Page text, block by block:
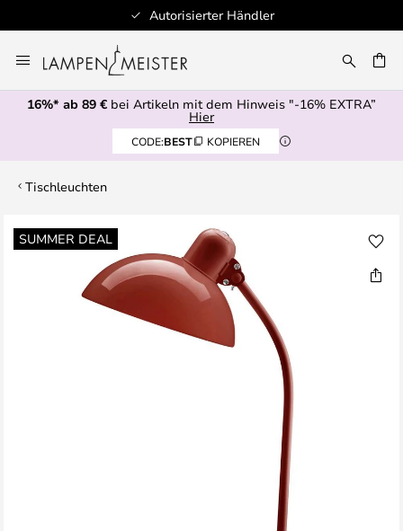
Autorisierter Händler
Inhalt
springen
16%* ab 89 € bei Artikeln mit dem Hinweis "-16% EXTRA”
Hier
CODE:BEST KOPIEREN
Tischleuchten
SUMMER DEAL
Zum
Ende